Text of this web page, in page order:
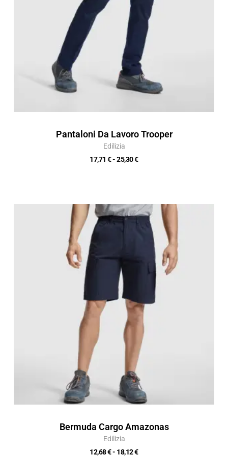
Pantaloni Da Lavoro Trooper
Edilizia
17,71€- 25,30€
Bermuda Cargo Amazonas
Edilizia
12,68€- 18,12€
Fascia
prezzo:
12,68 €
18,12 €